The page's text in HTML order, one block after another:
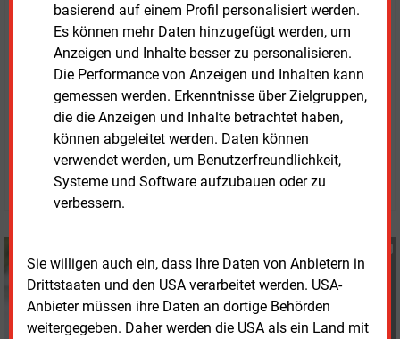
basierend auf einem Profil personalisiert werden.
Es können mehr Daten hinzugefügt werden, um
Anzeigen und Inhalte besser zu personalisieren.
Die Performance von Anzeigen und Inhalten kann
gemessen werden. Erkenntnisse über Zielgruppen,
die die Anzeigen und Inhalte betrachtet haben,
können abgeleitet werden. Daten können
verwendet werden, um Benutzerfreundlichkeit,
Systeme und Software aufzubauen oder zu
verbessern.
Sie willigen auch ein, dass Ihre Daten von Anbietern in
Drittstaaten und den USA verarbeitet werden. USA-
Anbieter müssen ihre Daten an dortige Behörden
weitergegeben. Daher werden die USA als ein Land mit
ausgestaltet werden.
DerEntwurf zur EU-Stromnetzinfrastruktursteht als
PDF in englischer Sprache bereit.
Freitag, 26.06.2026, 14:07 Uhr
Susanne Harmsen
© 2026 Energie & Management GmbH
+49 (0) 151 28207503
s.harmsen@energie-
und-management.de